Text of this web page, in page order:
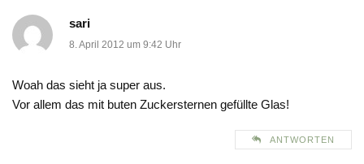
sari
8. April 2012 um 9:42 Uhr
Woah das sieht ja super aus.
Vor allem das mit buten Zuckersternen gefüllte Glas!
ANTWORTEN